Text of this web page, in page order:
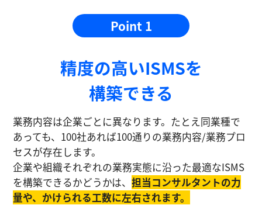
Point 1
精度の⾼いISMSを
構築できる
業務内容は企業ごとに異なります。たとえ同業種で
あっても、100社あれば100通りの業務内容/業務プロ
セスが存在します。
企業や組織それぞれの業務実態に沿った最適なISMS
を構築できるかどうかは、担当コンサルタントの⼒
量や、かけられる工数に左右されます。